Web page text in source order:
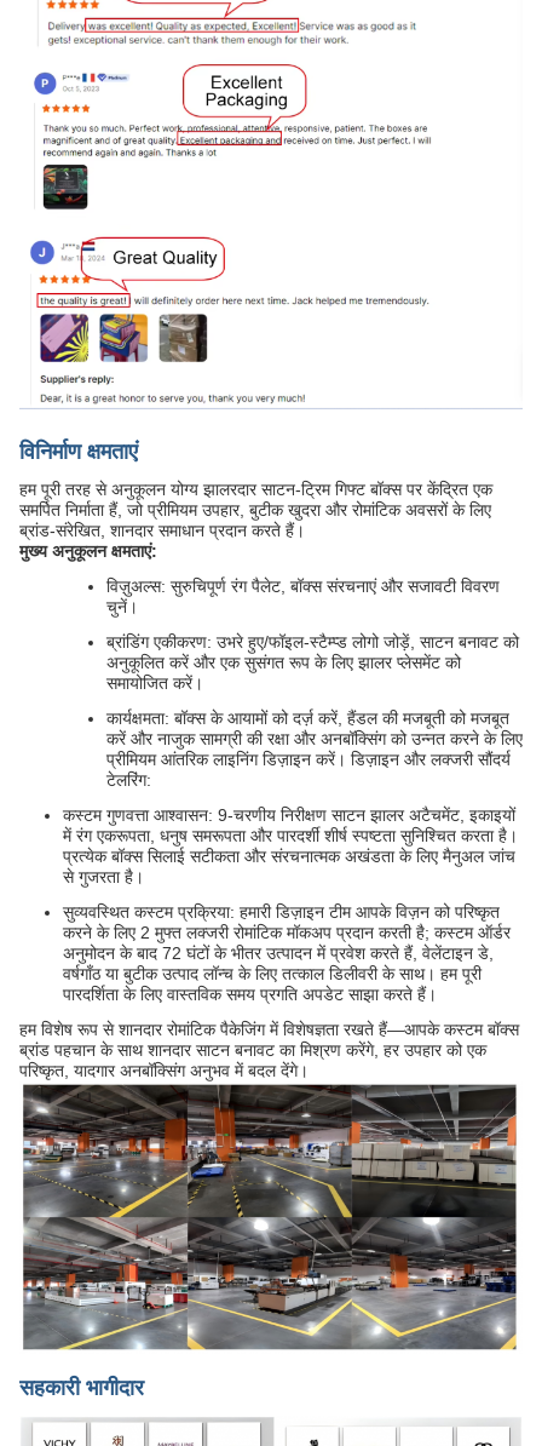
विनिर्माण क्षमताएं
हम पूरी तरह से अनुकूलन योग्य झालरदार साटन-ट्रिम गिफ्ट बॉक्स पर केंद्रित एक
समर्पित निर्माता हैं, जो प्रीमियम उपहार, बुटीक खुदरा और रोमांटिक अवसरों के लिए
ब्रांड-संरेखित, शानदार समाधान प्रदान करते हैं।
मुख्य अनुकूलन क्षमताएं:
विज़ुअल्स: सुरुचिपूर्ण रंग पैलेट, बॉक्स संरचनाएं और सजावटी विवरण
चुनें।
ब्रांडिंग एकीकरण: उभरे हुए/फॉइल-स्टैम्प्ड लोगो जोड़ें, साटन बनावट को
अनुकूलित करें और एक सुसंगत रूप के लिए झालर प्लेसमेंट को
समायोजित करें।
कार्यक्षमता: बॉक्स के आयामों को दर्ज़ करें, हैंडल की मजबूती को मजबूत
करें और नाजुक सामग्री की रक्षा और अनबॉक्सिंग को उन्नत करने के लिए
प्रीमियम आंतरिक लाइनिंग डिज़ाइन करें। डिज़ाइन और लक्जरी सौंदर्य
टेलरिंग:
कस्टम गुणवत्ता आश्वासन: 9-चरणीय निरीक्षण साटन झालर अटैचमेंट, इकाइयों
में रंग एकरूपता, धनुष समरूपता और पारदर्शी शीर्ष स्पष्टता सुनिश्चित करता है।
प्रत्येक बॉक्स सिलाई सटीकता और संरचनात्मक अखंडता के लिए मैनुअल जांच
से गुजरता है।
सुव्यवस्थित कस्टम प्रक्रिया: हमारी डिज़ाइन टीम आपके विज़न को परिष्कृत
करने के लिए 2 मुफ्त लक्जरी रोमांटिक मॉकअप प्रदान करती है; कस्टम ऑर्डर
अनुमोदन के बाद 72 घंटों के भीतर उत्पादन में प्रवेश करते हैं, वेलेंटाइन डे,
वर्षगाँठ या बुटीक उत्पाद लॉन्च के लिए तत्काल डिलीवरी के साथ। हम पूरी
पारदर्शिता के लिए वास्तविक समय प्रगति अपडेट साझा करते हैं।
हम विशेष रूप से शानदार रोमांटिक पैकेजिंग में विशेषज्ञता रखते हैं—आपके कस्टम बॉक्स
ब्रांड पहचान के साथ शानदार साटन बनावट का मिश्रण करेंगे, हर उपहार को एक
परिष्कृत, यादगार अनबॉक्सिंग अनुभव में बदल देंगे।
सहकारी भागीदार